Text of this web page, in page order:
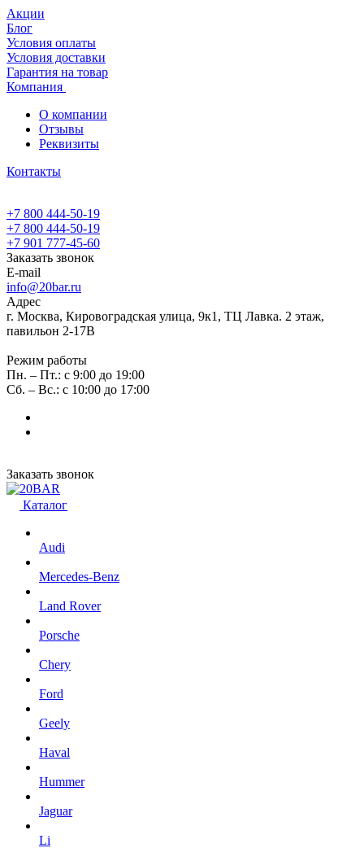
Акции
Блог
Условия оплаты
Условия доставки
Гарантия на товар
Компания
О компании
Отзывы
Реквизиты
Контакты
+7 800 444-50-19
+7 800 444-50-19
+7 901 777-45-60
Заказать звонок
E-mail
info@20bar.ru
Адрес
г. Москва, Кировоградская улица, 9к1, ТЦ Лавка. 2 этаж,
павильон 2-17В
Режим работы
Пн. – Пт.: с 9:00 до 19:00
Сб. – Вс.: с 10:00 до 17:00
Заказать звонок
Каталог
Audi
Mercedes-Benz
Land Rover
Porsche
Chery
Ford
Geely
Haval
Hummer
Jaguar
Li